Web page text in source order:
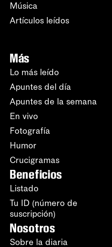
Música
Artículos leídos
Más
Lo más leído
Apuntes del día
Apuntes de la semana
En vivo
Fotografía
Humor
Crucigramas
Beneficios
Listado
Tu ID (número de
suscripción)
Nosotros
Sobre la diaria